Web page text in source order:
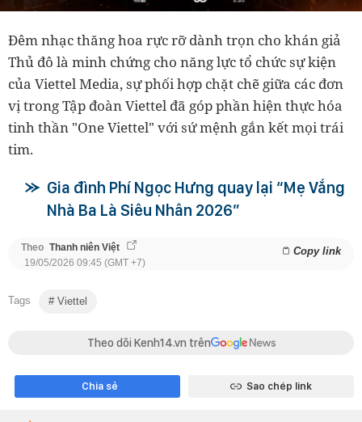
Đêm nhạc thăng hoa rực rỡ dành trọn cho khán giả
Thủ đô là minh chứng cho năng lực tổ chức sự kiện
của Viettel Media, sự phối hợp chặt chẽ giữa các đơn
vị trong Tập đoàn Viettel đã góp phần hiện thực hóa
tinh thần "One Viettel" với sứ mệnh gắn kết mọi trái
tim.
Gia đình Phí Ngọc Hưng quay lại “Mẹ Vắng
Nhà Ba Là Siêu Nhân 2026”
Theo Thanh niên Việt Copy link
19/05/2026 09:45 (GMT +7)
Tags Viettel
Theo dõi Kenh14.vn trên
Chia sẻ Sao chép link